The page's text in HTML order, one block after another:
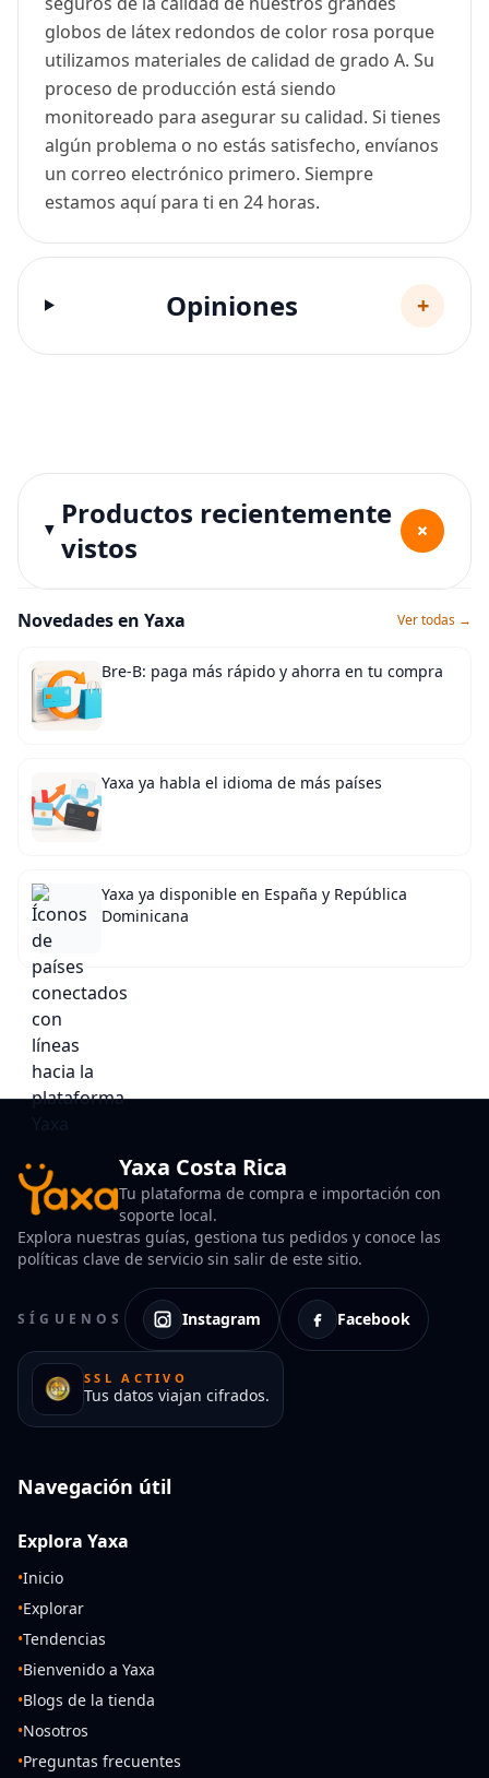
globos de látex redondos de color rosa porque
utilizamos materiales de calidad de grado A. Su
proceso de producción está siendo
monitoreado para asegurar su calidad. Si tienes
algún problema o no estás satisfecho, envíanos
un correo electrónico primero. Siempre
estamos aquí para ti en 24 horas.
Opiniones +
Productos recientemente
vistos
+
Novedades en Yaxa Ver todas →
Bre-B: paga más rápido y ahorra en tu compra
Yaxa ya habla el idioma de más países
Yaxa ya disponible en España y República
Dominicana
Yaxa Costa Rica
Tu plataforma de compra e importación con
soporte local.
Explora nuestras guías, gestiona tus pedidos y conoce las
políticas clave de servicio sin salir de este sitio.
SÍGUENOS Instagram Facebook
SSL ACTIVO
Tus datos viajan cifrados.
Navegación útil
Explora Yaxa
•Inicio
•Explorar
•Tendencias
•Bienvenido a Yaxa
•Blogs de la tienda
•Nosotros
•Preguntas frecuentes